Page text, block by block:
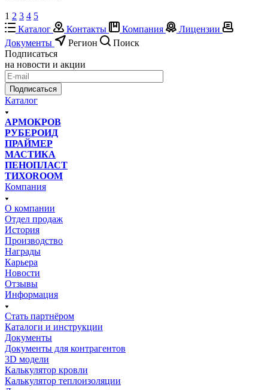
1 2 3 4 5
Каталог
Контакты Компания
Лицензии
Документы
Регион
Поиск
Подписаться
на новости и акции
Подписаться
Каталог
АРМОКРОВ
РУБЕРОИД
ПРАЙМЕР
МАСТИКА
ПЕНОПЛАСТ
ТИХОROOM
Компания
О компании
Отдел продаж
История
Производство
Награды
Карьера
Новости
Отзывы
Информация
Стать партнёром
Каталоги и инструкции
Документы
Документы для контрагентов
3D модели
Калькулятор кровли
Калькулятор теплоизоляции